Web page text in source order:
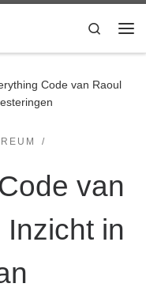
Search
Code van Raoul
van
in